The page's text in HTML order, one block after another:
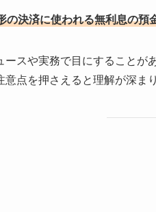
の決済に使われる無利息の預
ースや実務で目にすることが
点を押さえると理解が深ま